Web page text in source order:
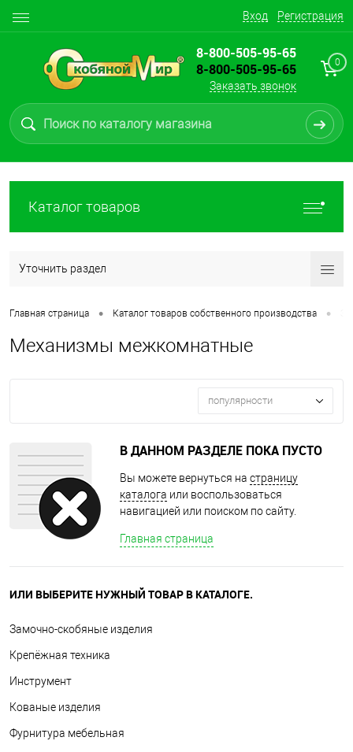
Вход Регистрация
8-800-505-95-65
8-800-505-95-65
Заказать звонок
0
Каталог товаров
Уточнить раздел
Главная страница • Каталог товаров собственного производства •
Механизмы межкомнатные
популярности
В ДАННОМ РАЗДЕЛЕ ПОКА ПУСТО
Вы можете вернуться на страницу
каталога или воспользоваться
навигацией или поиском по сайту.
Главная страница
ИЛИ ВЫБЕРИТЕ НУЖНЫЙ ТОВАР В КАТАЛОГЕ.
Замочно-скобяные изделия
Крепёжная техника
Инструмент
Кованые изделия
Фурнитура мебельная